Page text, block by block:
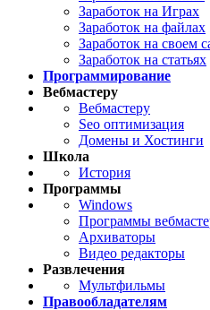
Заработок на Играх
Заработок на файлах
Заработок на своем
Заработок на статьях
Программирование
Вебмастеру
Вебмастеру
Seo оптимизация
Домены и Хостинги
Школа
История
Программы
Windows
Программы
Архиваторы
Видео редакторы
Развлечения
Мультфильмы
Правообладателям